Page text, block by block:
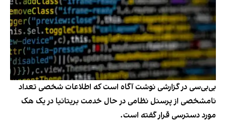
بی‌بی‌سی در گزارشی نوشت آگاه است که اطلاعات شخصی تعداد
نامشخصی از پرسنل نظامی در حال خدمت بریتانیا در یک هک
مورد دسترسی قرار گفته است.